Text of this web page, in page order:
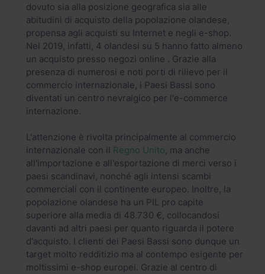
dovuto sia alla posizione geografica sia alle
abitudini di acquisto della popolazione olandese,
propensa agli acquisti su Internet e negli e-shop.
Nel 2019, infatti, 4 olandesi su 5 hanno fatto almeno
un acquisto presso negozi online . Grazie alla
presenza di numerosi e noti porti di rilievo per il
commercio internazionale, i Paesi Bassi sono
diventati un centro nevralgico per l'e-commerce
internazione.
L'attenzione è rivolta principalmente al commercio
internazionale con il Regno Unito, ma anche
all'importazione e all'esportazione di merci verso i
paesi scandinavi, nonché agli intensi scambi
commerciali con il continente europeo. Inoltre, la
popolazione olandese ha un PIL pro capite
superiore alla media di 48.730 €, collocandosi
davanti ad altri paesi per quanto riguarda il potere
d'acquisto. I clienti dei Paesi Bassi sono dunque un
target molto redditizio ma al contempo esigente per
moltissimi e-shop europei. Grazie al centro di